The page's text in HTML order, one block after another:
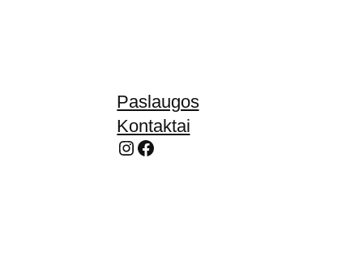
Paslaugos
Kontaktai
Instagram Facebook